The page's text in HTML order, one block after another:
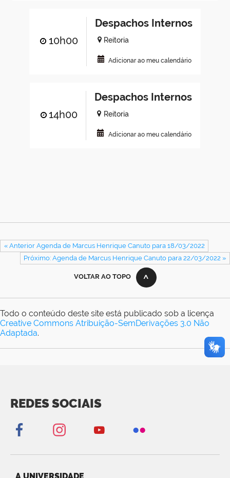
10h00
Despachos Internos
Reitoria
Adicionar ao meu calendário
14h00
Despachos Internos
Reitoria
Adicionar ao meu calendário
« Anterior Agenda de Marcus Henrique Canuto para 18/03/2022
Próximo: Agenda de Marcus Henrique Canuto para 22/03/2022 »
VOLTAR AO TOPO
Todo o conteúdo deste site está publicado sob a licença
Creative Commons Atribuição-SemDerivações 3.0 Não
Adaptada.
REDES SOCIAIS